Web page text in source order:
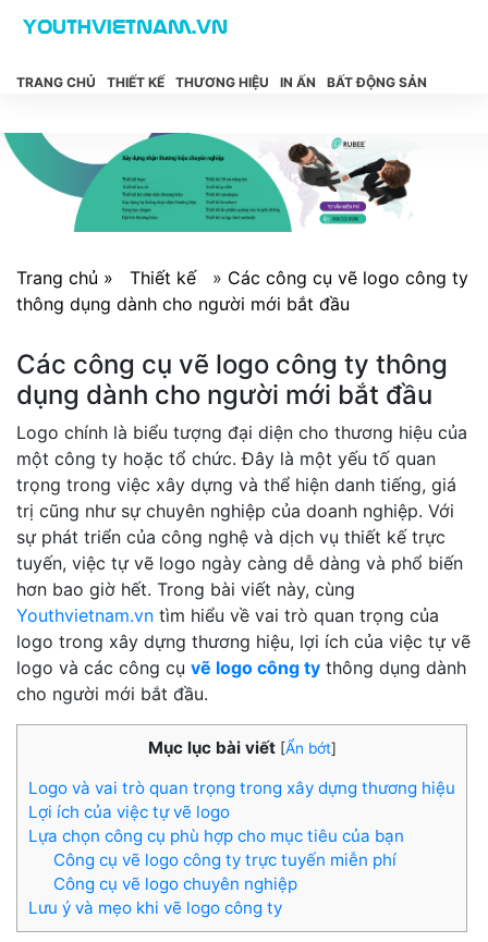
TRANG CHỦ THIẾT KẾ THƯƠNG HIỆU IN ẤN BẤT ĐỘNG SẢN
Trang chủ » Thiết kế » Các công cụ vẽ logo công ty
thông dụng dành cho người mới bắt đầu
Các công cụ vẽ logo công ty thông
dụng dành cho người mới bắt đầu
Logo chính là biểu tượng đại diện cho thương hiệu của
một công ty hoặc tổ chức. Đây là một yếu tố quan
trọng trong việc xây dựng và thể hiện danh tiếng, giá
trị cũng như sự chuyên nghiệp của doanh nghiệp. Với
sự phát triển của công nghệ và dịch vụ thiết kế trực
tuyến, việc tự vẽ logo ngày càng dễ dàng và phổ biến
hơn bao giờ hết. Trong bài viết này, cùng
Youthvietnam.vn tìm hiểu về vai trò quan trọng của
logo trong xây dựng thương hiệu, lợi ích của việc tự vẽ
logo và các công cụ vẽ logo công ty thông dụng dành
cho người mới bắt đầu.
Mục lục bài viết [Ẩn bớt]
Logo và vai trò quan trọng trong xây dựng thương hiệu
Lợi ích của việc tự vẽ logo
Lựa chọn công cụ phù hợp cho mục tiêu của bạn
Công cụ vẽ logo công ty trực tuyến miễn phí
Công cụ vẽ logo chuyên nghiệp
Lưu ý và mẹo khi vẽ logo công ty